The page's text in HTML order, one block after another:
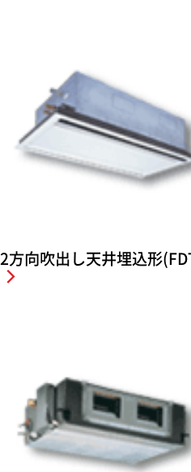
2方向吹出し天井埋込形